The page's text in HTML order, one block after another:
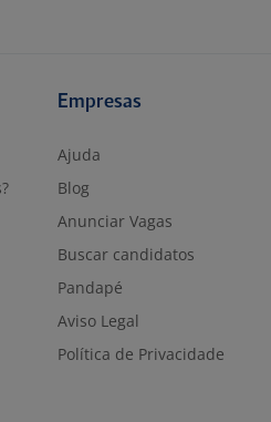
Empresas
Ajuda
Blog
Anunciar Vagas
Buscar candidatos
Pandapé
Aviso Legal
Política de Privacidade